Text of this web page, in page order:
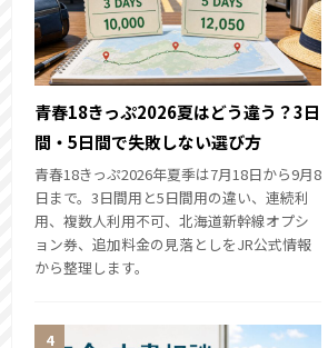
青春18きっぷ2026夏はどう違う？3日
間・5日間で失敗しない選び方
青春18きっぷ2026年夏季は7月18日から9月8
日まで。3日間用と5日間用の違い、連続利
用、複数人利用不可、北海道新幹線オプシ
ョン券、追加料金の見落としをJR公式情報
から整理します。